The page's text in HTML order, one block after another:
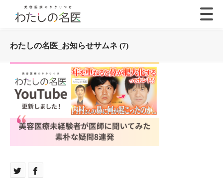
わたしの名医_お知らせサムネ (7)